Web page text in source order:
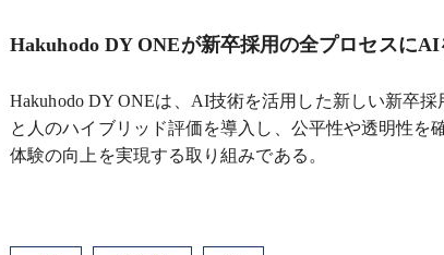
Hakuhodo DY ONEが新卒採用の全プロセスに
Hakuhodo DY ONEは、AI技術を活用した新しい新卒
と人のハイブリッド評価を導入し、公平性や透明性を
体験の向上を実現する取り組みである。